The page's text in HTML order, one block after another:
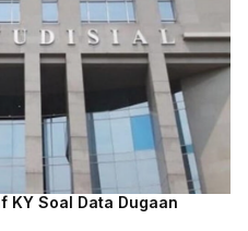
KY Soal Data Dugaan